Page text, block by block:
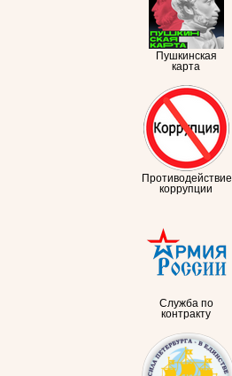
Пушкинская
карта
Противодействие
коррупции
Служба по
контракту